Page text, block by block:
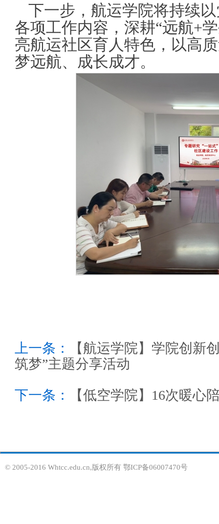
下一步，航运学院将持续
各项工作内容，深耕“远航+
亮航运社区育人特色，以高
梦远航、成长成才。
上一条：
【航运学院】学院创新
筑梦”主题分享活动
下一条： 【低空学院】16次暖心
© 2005-2016 Whtcc.edu.cn,版权所有 鄂ICP备06007470号